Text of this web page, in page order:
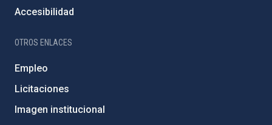
Accesibilidad
OTROS ENLACES
Empleo
Licitaciones
Imagen institucional